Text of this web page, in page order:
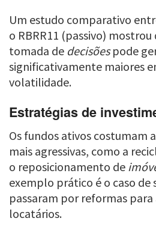
Um estudo comparativo
o RBRR11 (passivo)
tomada de decisõespode
significativamente maiores
volatilidade.
Estratégias de
Os fundos ativos costumam
mais agressivas, como a
o reposicionamento de
exemplo prático é o caso de
passaram por reformas
locatários.